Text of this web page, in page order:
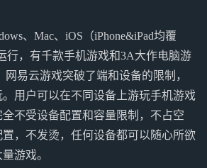
、Mac、iOS（iPhone&iPad均覆
行，有千款手机游戏和3A大作电脑游
易云游戏突破了端和设备的限制，
用户可以在不同设备上游玩手机游戏
不受设备配置和容量限制，不占空
，不发烫，任何设备都可以随心所欲
游戏。